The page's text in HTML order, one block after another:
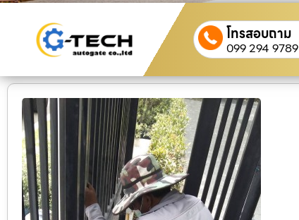
โทรสอบถาม
099 294 9789